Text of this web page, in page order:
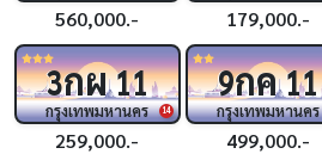
560,000.- 179,000.-
14
3กผ11
กรุงเทพมหานคร
259,000.-
9กค11
กรุงเทพมหานคร
499,000.-